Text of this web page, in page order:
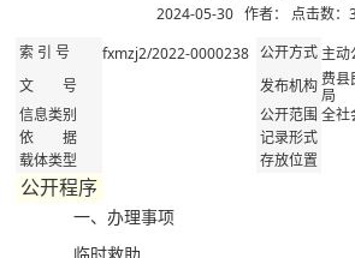
2024-05-30 作者： 点击数：
索 引 号 fxmzj2/2022-0000238 公开方式 主动
文 号 发布机构费县
局
信息类别
公开范围全社
依 据
记录形式
载体类型
存放位置
公开程序
一、办理事项